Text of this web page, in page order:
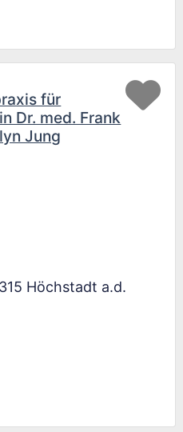
für
Dr. med. Frank
Jung
Höchstadt a.d.